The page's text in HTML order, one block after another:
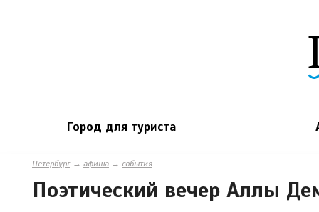
Город для туриста
Петербург→ афиша → события
Поэтический вечер Аллы